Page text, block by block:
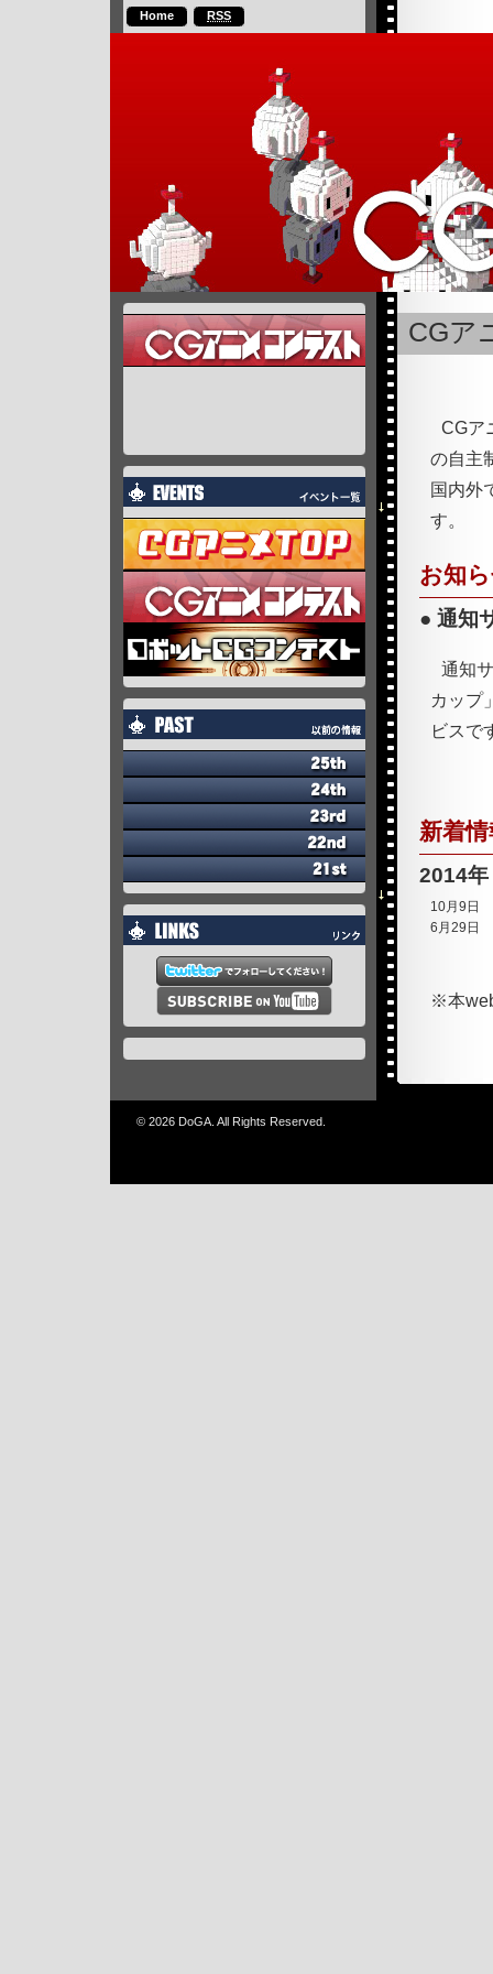
Home RSS
CGア
CGア
の自主
国内外
す。
お知
通知
通知
カップ
ビスで
新着
2014年
10月9日
6月29日
※本
© 2026 DoGA. All Rights Reserved.